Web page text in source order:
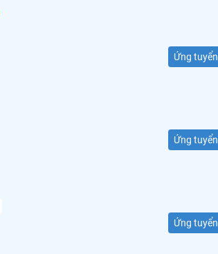
Ứng tuyển
Ứng tuyển
Ứng tuyển